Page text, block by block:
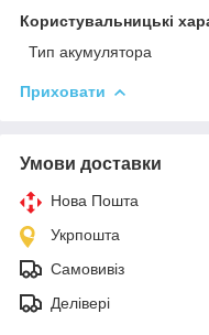
Користувальницькі
Тип акумулятора
Приховати
Умови доставки
Нова Пошта
Укрпошта
Самовивіз
Делівері